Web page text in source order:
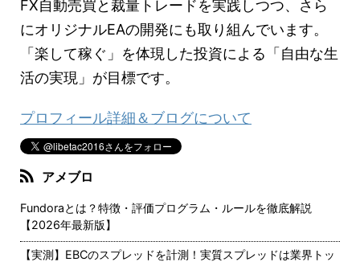
FX自動売買と裁量トレードを実践しつつ、さら
にオリジナルEAの開発にも取り組んでいます。
「楽して稼ぐ」を体現した投資による「自由な生
活の実現」が目標です。
プロフィール詳細＆ブログについて
アメブロ
Fundoraとは？特徴・評価プログラム・ルールを徹底解説
【2026年最新版】
【実測】EBCのスプレッドを計測！実質スプレッドは業界トッ